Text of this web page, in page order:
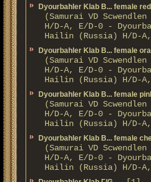
Dyourbahler Klab B... female
(Samurai VD
H/D-A, E/D-0 -
Hailin (Russia) H/D-
Dyourbahler Klab B... female
(Samurai VD
H/D-A, E/D-0 -
Hailin (Russia) H/D-
Dyourbahler Klab B... female
(Samurai VD
H/D-A, E/D-0 -
Hailin (Russia) H/D-
Dyourbahler Klab B... female
(Samurai VD
H/D-A, E/D-0 -
Hailin (Russia) H/D-